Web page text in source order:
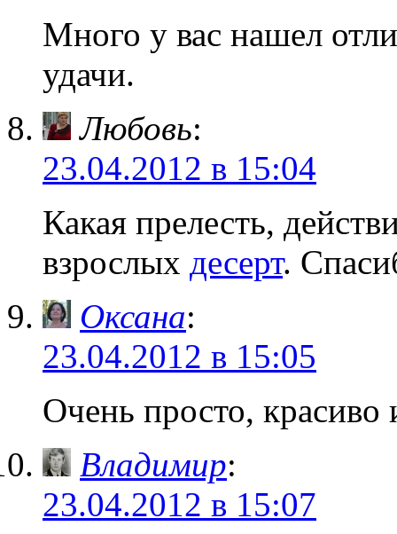
Много у вас нашел
удачи.
Любовь:
23.04.2012 в 15:04
Какая прелесть,
взрослых десерт.
Оксана:
23.04.2012 в 15:05
Очень просто,
Владимир:
23.04.2012 в 15:07